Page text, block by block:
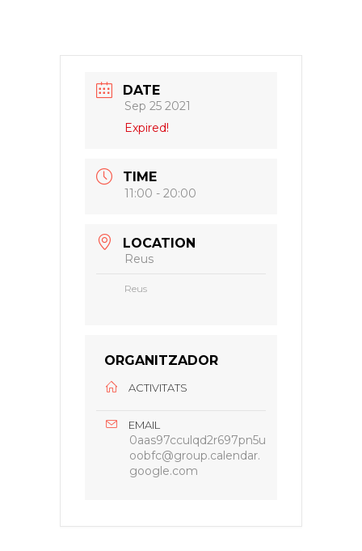
DATE
Sep 25 2021
Expired!
TIME
11:00 - 20:00
LOCATION
Reus
Reus
ORGANITZADOR
ACTIVITATS
EMAIL
0aas97cculqd2r697pn5u
oobfc@group.calendar.
google.com